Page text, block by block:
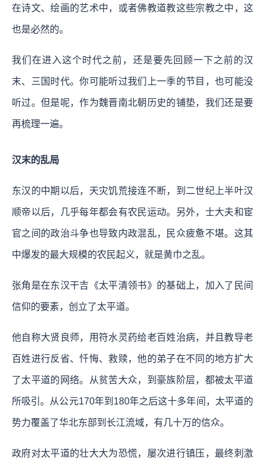
在诗文、绘画的艺术中，或者佛教道教这些宗教之中，这
也是必然的。
我们在进入这个时代之前，还是要先回顾一下之前的汉
末、三国时代。你可能听过我们上一季的节目，也可能没
听过。但是呢，作为魏晋南北朝历史的铺垫，我们还是要
再梳理一遍。
汉末的乱局
东汉的中期以后，天灾饥荒接连不断，到二世纪上半叶汉
顺帝以后，几乎每年都会有农民运动。另外，士大夫和宦
官之间的政治斗争也导致内政混乱，民众疲惫不堪。这其
中爆发的最大规模的农民起义，就是黄巾之乱。
张角是在东汉干吉《太平清领书》的基础上，加入了民间
信仰的要素，创立了太平道。
他自称大贤良师，用符水灵药给老百姓治病，并且教导老
百姓进行反省、忏悔、救赎，他的弟子在不同的地方扩大
了太平道的网络。从贫苦大众，到豪族阶层，都被太平道
所吸引。从公元170年到180年之后这十多年间，太平道的
势力覆盖了华北东部到长江流域，有几十万的信众。
政府对太平道的壮大大为恐慌，屡次进行镇压，最终刺激